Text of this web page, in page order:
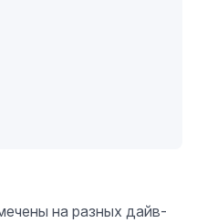
на разных дайв-